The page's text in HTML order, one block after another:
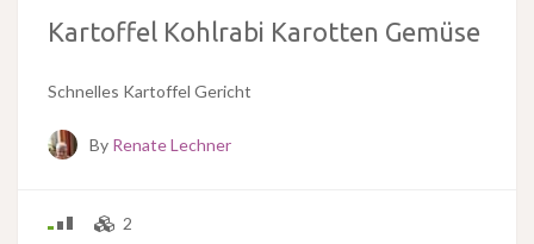
Kartoffel Kohlrabi Karotten Gemüse
Schnelles Kartoffel Gericht
By Renate Lechner
2